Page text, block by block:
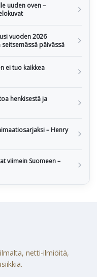
uuden oven –
vuoden 2026
päivässä
ei tuo kaikkea
henkisestä ja
– Henry
viimein Suomeen –
netti-ilmiöitä,